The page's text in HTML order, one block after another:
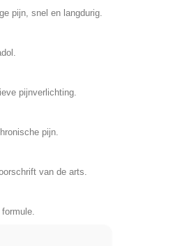
pijn, snel en langdurig.
pijnverlichting.
pijn.
van de arts.